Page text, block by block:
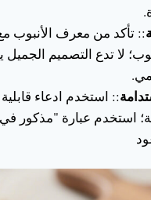
:: تأكد من معرف الأنبوب
لا تدع التصميم
:: استخدم ادعاء
استخدم عبارة "مذكور